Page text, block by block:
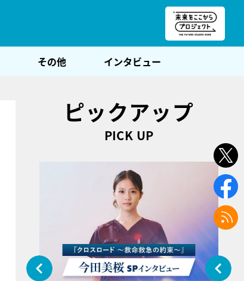
その他 インタビュー
ピックアップ
PICK UP